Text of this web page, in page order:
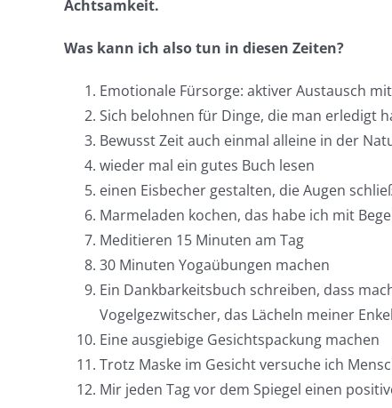
Achtsamkeit.
Was kann ich also tun in diesen Zeiten?
Emotionale Fürsorge: aktiver Austausch
Sich belohnen für Dinge, die man erledigt
Bewusst Zeit auch einmal alleine in der
wieder mal ein gutes Buch lesen
einen Eisbecher gestalten, die Augen
Marmeladen kochen, das habe ich mit
Meditieren 15 Minuten am Tag
30 Minuten Yogaübungen machen
Ein Dankbarkeitsbuch schreiben, dass
Vogelgezwitscher, das Lächeln meiner
Eine ausgiebige Gesichtspackung machen
Trotz Maske im Gesicht versuche ich
Mir jeden Tag vor dem Spiegel einen